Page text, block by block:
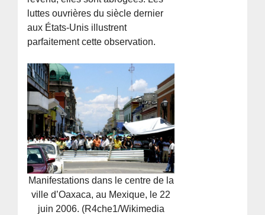
luttes ouvrières du siècle dernier
aux États-Unis illustrent
parfaitement cette observation.
Manifestations dans le centre de la
ville d’Oaxaca, au Mexique, le 22
juin 2006. (R4che1/Wikimedia